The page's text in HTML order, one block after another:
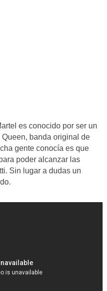
es conocido por ser un
banda original de
gente conocía es que
poder alcanzar las
Sin lugar a dudas un